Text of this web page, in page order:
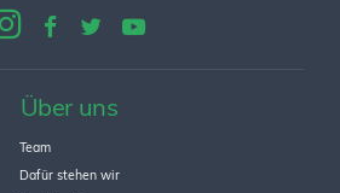
Über uns
Team
Dafür stehen wir